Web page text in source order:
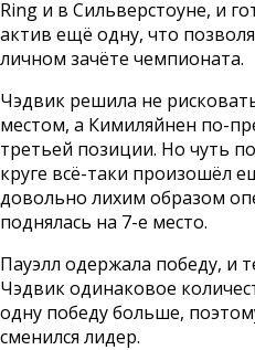
Ring и в Сильверстоуне, и
актив ещё одну, что
личном зачёте чемпионата.
Чэдвик решила не
местом, а Кимиляйнен по-
третьей позиции. Но чуть
круге всё-таки произошёл
довольно лихим образом
поднялась на 7-е место.
Пауэлл одержала победу, и
Чэдвик одинаковое
одну победу больше,
сменился лидер.